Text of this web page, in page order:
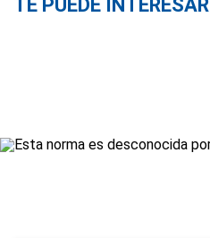
TE PUEDE INTERESAR